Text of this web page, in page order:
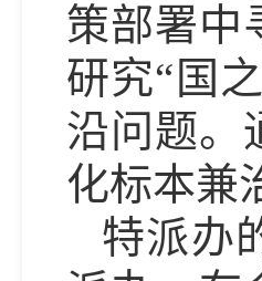
策部署中
研究“国
沿问题。
化标本兼
特派办